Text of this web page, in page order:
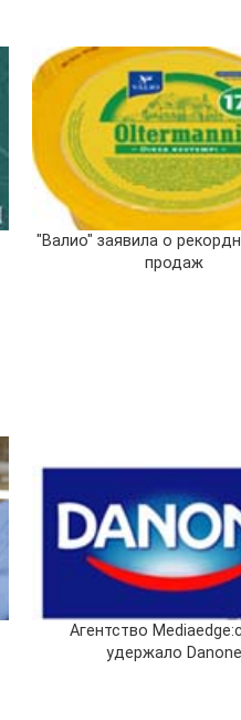
"Валио" заявила о
продаж
Агентство
удержало Danone